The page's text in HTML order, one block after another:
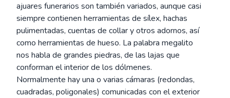
ajuares funerarios son también variados, aunque casi
siempre contienen herramientas de sílex, hachas
pulimentadas, cuentas de collar y otros adornos, así
como herramientas de hueso. La palabra megalito
nos habla de grandes piedras, de las lajas que
conforman el interior de los dólmenes.
Normalmente hay una o varias cámaras (redondas,
cuadradas, poligonales) comunicadas con el exterior